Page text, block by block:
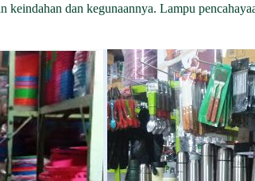
dan kegunaannya. Lampu